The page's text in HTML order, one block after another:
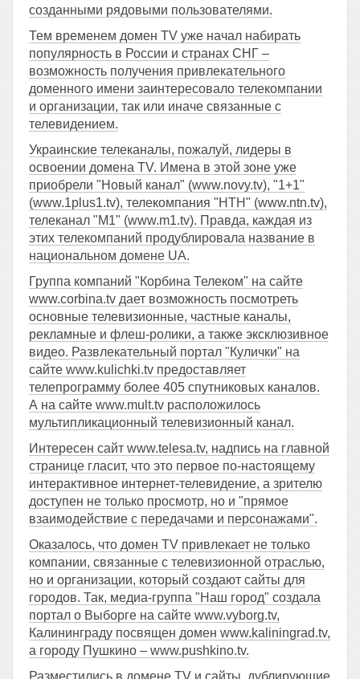
созданными рядовыми пользователями.
Тем временем домен TV уже начал набирать
популярность в России и странах СНГ –
возможность получения привлекательного
доменного имени заинтересовало телекомпании
и организации, так или иначе связанные с
телевидением.
Украинские телеканалы, пожалуй, лидеры в
освоении домена TV. Имена в этой зоне уже
приобрели "Новый канал" (www.novy.tv), "1+1"
(www.1plus1.tv), телекомпания "НТН" (www.ntn.tv),
телеканал "М1" (www.m1.tv). Правда, каждая из
этих телекомпаний продублировала название в
национальном домене UA.
Группа компаний "Корбина Телеком" на сайте
www.сorbina.tv дает возможность посмотреть
основные телевизионные, частные каналы,
рекламные и флеш-ролики, а также эксклюзивное
видео. Развлекательный портал "Кулички" на
сайте www.kulichki.tv предоставляет
телепрограмму более 405 спутниковых каналов.
А на сайте www.mult.tv расположилось
мультипликационный телевизионный канал.
Интересен сайт www.telesa.tv, надпись на главной
странице гласит, что это первое по-настоящему
интерактивное интернет-телевидение, а зрителю
доступен не только просмотр, но и "прямое
взаимодействие с передачами и персонажами".
Оказалось, что домен TV привлекает не только
компании, связанные с телевизионной отраслью,
но и организации, который создают сайты для
городов. Так, медиа-группа "Наш город" создала
портал о Выборге на сайте www.vyborg.tv,
Калининграду посвящен домен www.kaliningrad.tv,
а городу Пушкино – www.pushkino.tv.
Разместились в домене TV и сайты, дублирующие